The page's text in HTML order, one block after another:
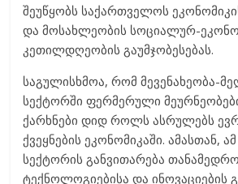
შეუწყობს საქართველოს
და მოსახლეობის სოციალურ-
კეთილდღეობის გაუმჯობესებას.
საგულისხმოა, რომ მევენახეობა-
სექტორში ფერმერული
ქარხნები დიდ როლს ასრულებს
ქვეყნების ეკონომიკაში. ამასთან, ამ
სექტორის განვითარება
ტექნოლოგიებისა და ინოვაციების